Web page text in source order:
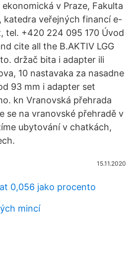
v Praze, Fakulta
katedra veřejných financí e-
tel. +420 224 095 170 Úvod
cite all the B.AKTIV LGG
držač bita i adapter ili
10 nastavaka za nasadne
93 mm i adapter set
kn Vranovská přehrada
se na vranovské přehradě v
ubytování v chatkách,
15.11.2020
0,056 jako procento
mincí